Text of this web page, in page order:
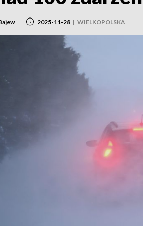
2025-11-28 | WIELKOPOLSKA